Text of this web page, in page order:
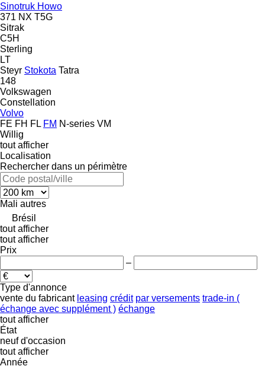
Sinotruk Howo
371 NX T5G
Sitrak
C5H
Sterling
LT
Steyr Stokota Tatra
148
Volkswagen
Constellation
Volvo
FE FH FL FM N-series VM
Willig
tout afficher
Localisation
Rechercher dans un périmètre
Mali autres
Brésil
tout afficher
tout afficher
Prix
–
Type d'annonce
vente du fabricant leasing crédit par versements trade-in (
échange avec supplément ) échange
tout afficher
État
neuf d'occasion
tout afficher
Année